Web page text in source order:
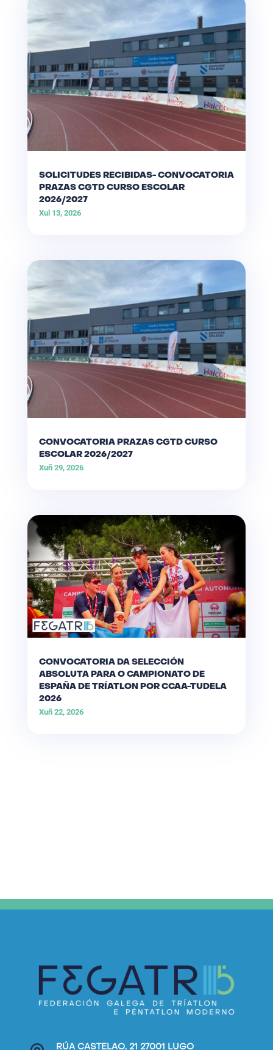
SOLICITUDES RECIBIDAS- CONVOCATORIA
PRAZAS CGTD CURSO ESCOLAR
2026/2027
Xul 13, 2026
CONVOCATORIA PRAZAS CGTD CURSO
ESCOLAR 2026/2027
Xuñ 29, 2026
CONVOCATORIA DA SELECCIÓN
ABSOLUTA PARA O CAMPIONATO DE
ESPAÑA DE TRÍATLON POR CCAA-TUDELA
2026
Xuñ 22, 2026
RÚA CASTELAO, 21 27001 LUGO